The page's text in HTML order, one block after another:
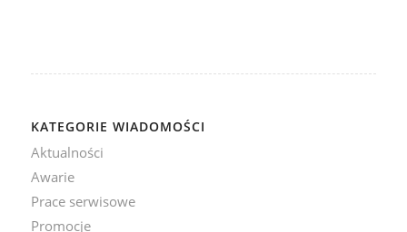
KATEGORIE WIADOMOŚCI
Aktualności
Awarie
Prace serwisowe
Promocje